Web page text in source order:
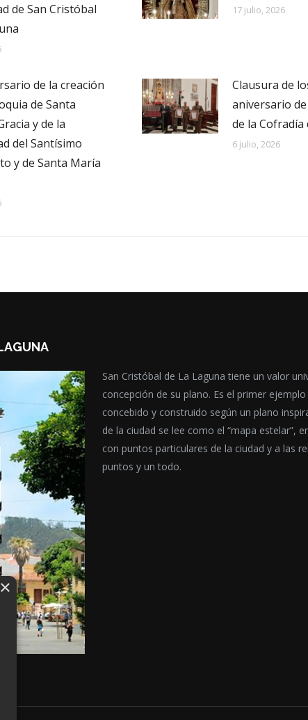
de San Cristóbal
17 julio, 2026
de la creación
de Santa
y de la
del Santísimo
y de Santa María
Clausura de
aniversario
de la Cofradía
6 julio, 2026
San Cristóbal de La Laguna tiene un valor
concepción de su plano. Es el primer
concebido y construido según un plano
de la ciudad se lee como el “mapa estelar”,
con puntos particulares de la ciudad y a las
puntos y un todo.
×